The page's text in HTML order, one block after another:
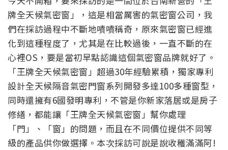
牌全天候氣密窗」，這是相當厲害的氣密窗公司，我
們在採訪過程中不斷地嘖嘖稱奇，原來氣密窗已經進
化到這種程度了，尤其是在比較過後，一直不斷的在
心裡OS，要是當初早點認識這個氣密窗品牌就好了。
「王牌全天候氣密窗」超過30年經驗累積，獨家專利
設計全天候隔音氣密門窗系列開發多達100多種窗型，
同時還擁有6國發明專利，不管是你新家落居或是房子
修繕，都能讓「王牌全天候氣密窗」幫你處理
「門」、「窗」的問題，而且在不同價位提供不同等
級的產品供你做選擇。本次採訪可說是說收穫滿滿阿!